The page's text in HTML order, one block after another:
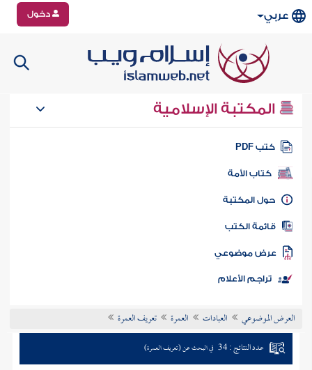
عربي دخول
المكتبة الإسلامية
كتب PDF
كتاب الأمة
المكتبة
الكتب
موضوعي
تراجم الأعلام
العرض الموضوعي العبادات العمرة تعريف العمرة
عدد النتائج : 34 في البحث عن (تعريف العمرة)